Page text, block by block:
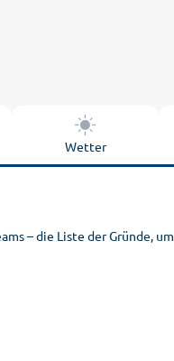
Wetter
– die Liste der Gründe, um